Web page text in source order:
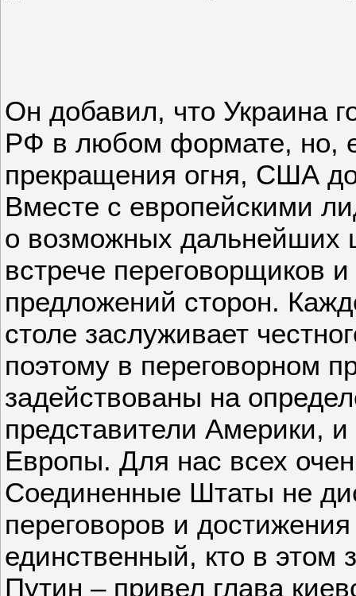
Он добавил, что Украина
РФ в любом формате, но,
прекращения огня, США
Вместе с европейскими
о возможных дальнейших
встрече переговорщиков
предложений сторон.
столе заслуживает
поэтому в переговорном
задействованы на
представители Америки, и
Европы. Для нас всех
Соединенные Штаты не
переговоров и
единственный, кто в этом
Путин – привел глава